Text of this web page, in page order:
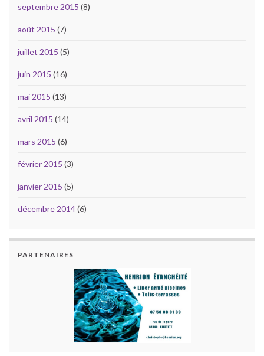
septembre 2015 (8)
août 2015 (7)
juillet 2015 (5)
juin 2015 (16)
mai 2015 (13)
avril 2015 (14)
mars 2015 (6)
février 2015 (3)
janvier 2015 (5)
décembre 2014(6)
PARTENAIRES